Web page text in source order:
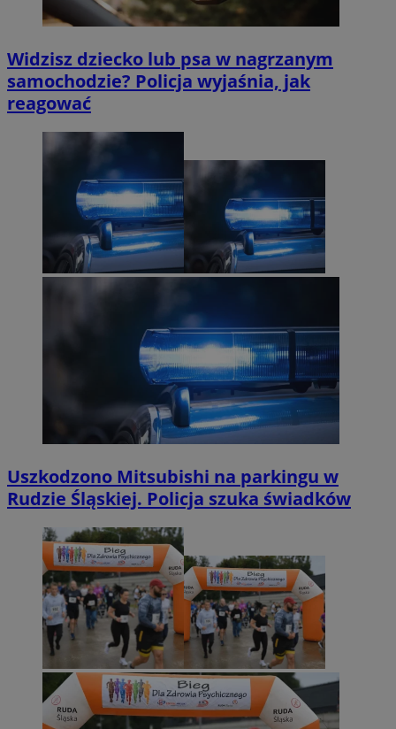
Widzisz dziecko lub psa w nagrzanym
samochodzie? Policja wyjaśnia, jak
reagować
Uszkodzono Mitsubishi na parkingu w
Rudzie Śląskiej. Policja szuka świadków